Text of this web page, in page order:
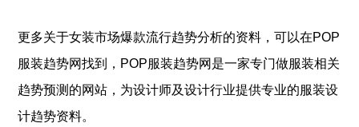
更多关于女装市场爆款流行趋势分析的资料，可以在POP
服装趋势网找到，POP服装趋势网是一家专门做服装相关
趋势预测的网站，为设计师及设计行业提供专业的服装设
计趋势资料。